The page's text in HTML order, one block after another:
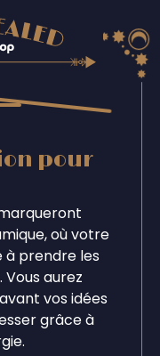
pour
où votre
prendre les
aurez
vos idées
grâce à